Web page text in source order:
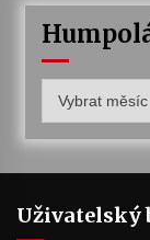
archiv
Uživatelský